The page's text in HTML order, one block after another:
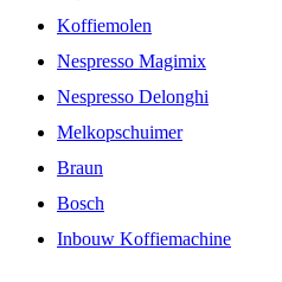
Koffiemolen
Nespresso Magimix
Nespresso Delonghi
Melkopschuimer
Braun
Bosch
Inbouw Koffiemachine